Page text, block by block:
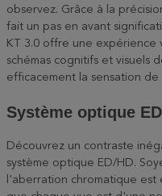
observez. Grâce à la
fait un pas en avant
KT 3.0 offre une expérience
schémas cognitifs et visuels
efficacement la sensation
Système optique
Découvrez un contraste
système optique ED/HD.
l'aberration chromatique est